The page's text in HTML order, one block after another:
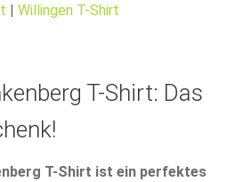
Willingen T-Shirt
T-Shirt: Das
T-Shirt ist ein perfektes